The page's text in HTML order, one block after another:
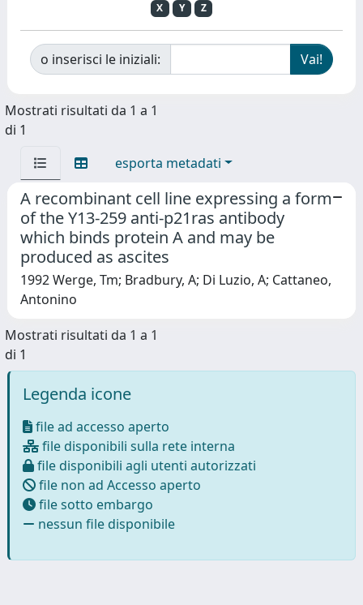
X
Y Z
o inserisci le iniziali:
Mostrati risultati da 1 a 1
di 1
esporta metadati
A recombinant cell line expressing a form
of the Y13-259 anti-p21ras antibody
which binds protein A and may be
produced as ascites
1992 Werge, Tm; Bradbury, A; Di Luzio, A; Cattaneo,
Antonino
Mostrati risultati da 1 a 1
di 1
Legenda icone
file ad accesso aperto
file disponibili sulla rete interna
file disponibili agli utenti autorizzati
file non ad Accesso aperto
file sotto embargo
nessun file disponibile